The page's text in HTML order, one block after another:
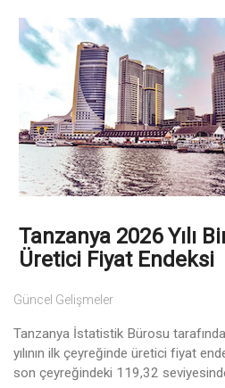
Tanzanya 2026 Yılı
Üretici Fiyat Endeksi
Güncel Gelişmeler
Tanzanya İstatistik Bürosu
yılının ilk çeyreğinde üretici fiyat
son çeyreğindeki 119,32